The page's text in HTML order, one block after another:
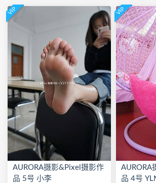
VIP
AURORA摄影&Pixel摄影作
品 5号 小李
VIP
AURORA
品 4号